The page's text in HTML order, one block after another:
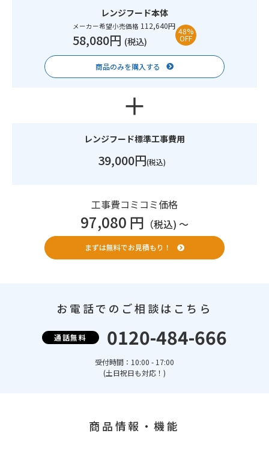
レンジフード本体
メーカー希望小売価格 112,640円
58,080円 (税込)
48%
OFF
商品のみを購入する
レンジフード標準工事費用
39,000円(税込)
工事費コミコミ価格
97,080 円 （税込) 〜
まずは無料でお見積もり！
お電話でのご相談はこちら
通話無料 0120-484-666
受付時間：10:00 - 17:00
(土日祝日も対応！)
商品情報・機能